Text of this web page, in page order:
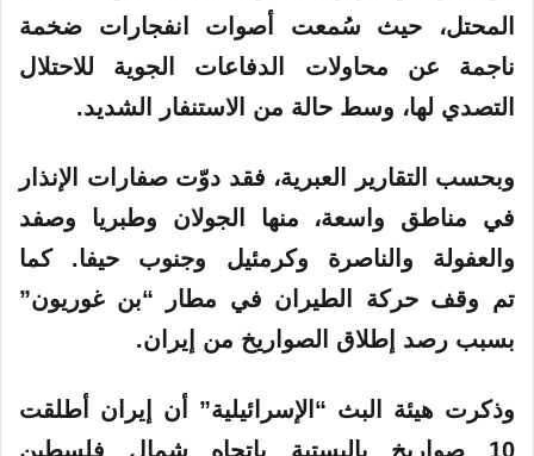
المحتل، حيث سُمعت أصوات انفجارات ضخمة
ناجمة عن محاولات الدفاعات الجوية للاحتلال
التصدي لها، وسط حالة من الاستنفار الشديد.
وبحسب التقارير العبرية، فقد دوّت صفارات الإنذار
في مناطق واسعة، منها الجولان وطبريا وصفد
والعفولة والناصرة وكرمئيل وجنوب حيفا. كما
تم وقف حركة الطيران في مطار “بن غوريون”
بسبب رصد إطلاق الصواريخ من إيران.
وذكرت هيئة البث “الإسرائيلية” أن إيران أطلقت
10 صواريخ باليستية باتجاه شمال فلسطين